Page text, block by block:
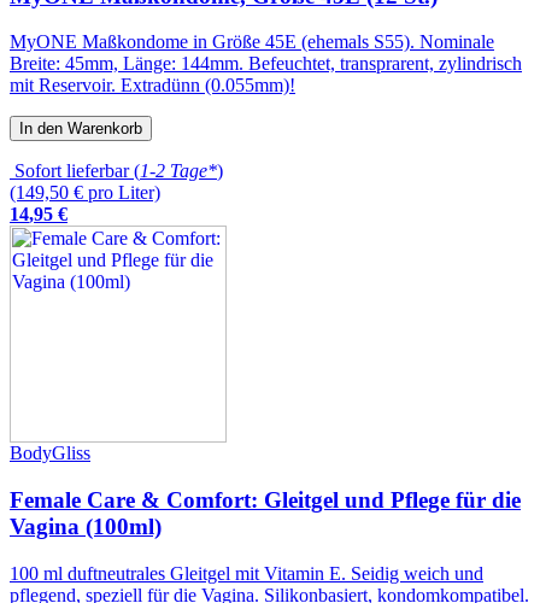
MyONE Maßkondome in Größe 45E (ehemals S55). Nominale
Breite: 45mm, Länge: 144mm. Befeuchtet, transprarent, zylindrisch
mit Reservoir. Extradünn (0.055mm)!
In den Warenkorb
Sofort lieferbar (1-2 Tage*)
(149,50 € pro Liter)
14,95 €
BodyGliss
Female Care & Comfort: Gleitgel und Pflege für die
Vagina (100ml)
100 ml duftneutrales Gleitgel mit Vitamin E. Seidig weich und
pflegend, speziell für die Vagina. Silikonbasiert, kondomkompatibel.